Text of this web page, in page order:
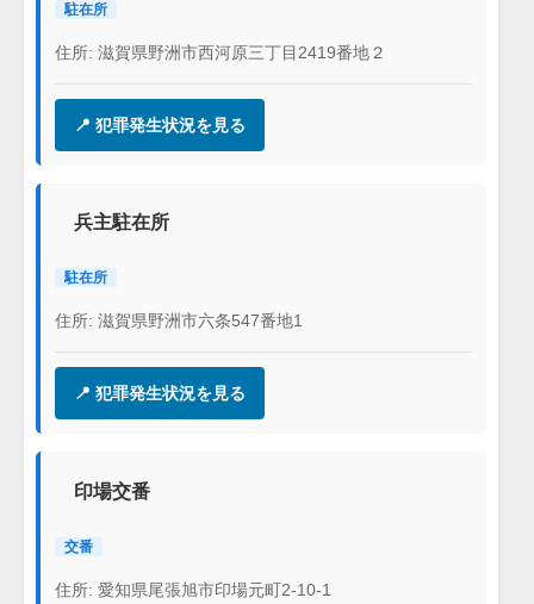
駐在所
住所: 滋賀県野洲市西河原三丁目2419番地２
📍 犯罪発生状況を見る
兵主駐在所
駐在所
住所: 滋賀県野洲市六条547番地1
📍 犯罪発生状況を見る
印場交番
交番
住所: 愛知県尾張旭市印場元町2-10-1